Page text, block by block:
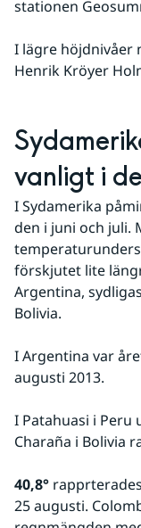
stationen
I lägre höjdnivåer
Henrik Kröyer
vanligt i
I Sydamerika
den i juni och juli.
förskjutet lite
Argentina,
Bolivia.
I Argentina var
augusti 2013.
I Patahuasi i Peru
Charaña i Bolivia
40,8°
25 augusti.